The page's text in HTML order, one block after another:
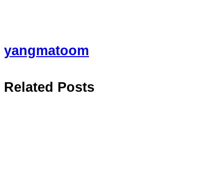
yangmatoom
Related Posts